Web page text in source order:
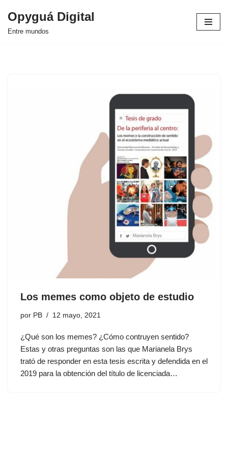
Saltar
Opyguá Digital
Entre mundos
Los memes como objeto de estudio
por PB 12 mayo, 2021
¿Qué son los memes? ¿Cómo contruyen sentido?
Estas y otras preguntas son las que Marianela Brys
trató de responder en esta tesis escrita y defendida en el
2019 para la obtención del título de licenciada…